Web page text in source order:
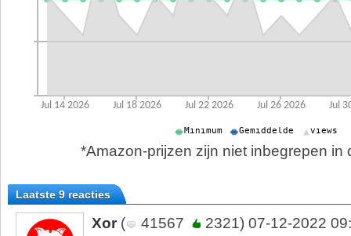
*Amazon-prijzen zijn niet inbegrepen in
Laatste 9 reacties
Xor ( 41567 2321) 07-12-2022